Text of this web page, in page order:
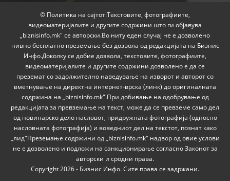
© Политика на сајтот:Текстовите, фотографиите,
видеоматеријалите и другите содржини што ги објавува
„biznisinfo.mk" се авторски.Во ниту еден случај не е дозволено
нивно бесплатно преземање без дозвола од редакцијата на Бизнис
Инфо.Доколку се добие дозвола, текстовите, фотографиите,
видеоматеријалите и другите содржини дозволено е да се
преземат со задолжително наведување на изворот и авторот со
вметнување на директна интернет-врска (линк) до оригиналната
содржина на „biznisinfo.mk".При добивање на одобрување од
редакцијата за превземање на текст, може да се превземе само дел
од новинарско дело насловот, придружната фотографија (односно
насловната фотографија) и воведниот дел на текстот, познат како
„лид"Преземање содржини од „biznisinfo.mk" надвор од овие услови
не е дозволено и подложи на санкционирање согласно Законот за
авторски и сродни права.
Copyright 2026 - Бизнис Инфо. Сите права се задржани.